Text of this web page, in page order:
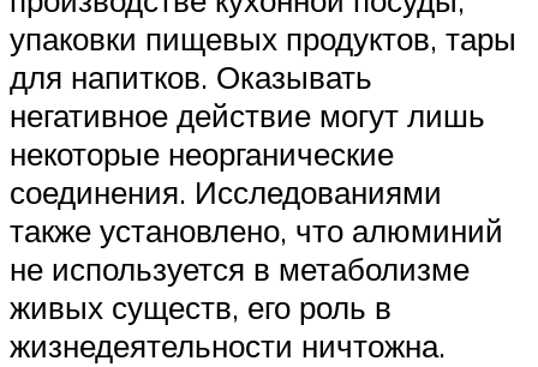
упаковки пищевых продуктов, тары
для напитков. Оказывать
негативное действие могут лишь
некоторые неорганические
соединения. Исследованиями
также установлено, что алюминий
не используется в метаболизме
живых существ, его роль в
жизнедеятельности ничтожна.